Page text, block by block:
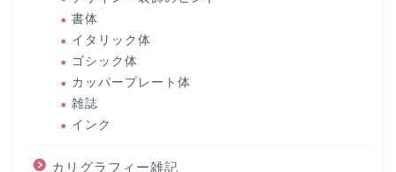
書体
イタリック体
ゴシック体
カッパープレート体
雑誌
インク
カリグラフィー雑記